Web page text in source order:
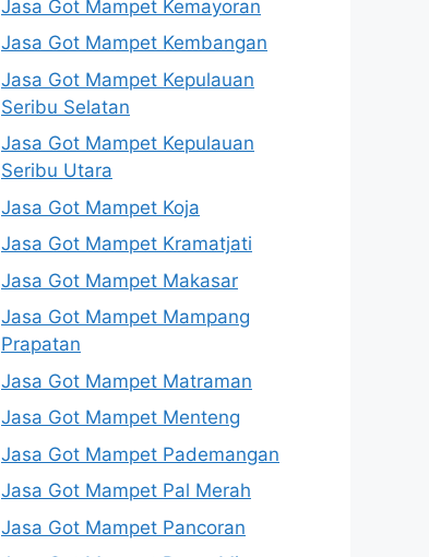
Jasa Got Mampet Kemayoran
Jasa Got Mampet Kembangan
Jasa Got Mampet Kepulauan
Seribu Selatan
Jasa Got Mampet Kepulauan
Seribu Utara
Jasa Got Mampet Koja
Jasa Got Mampet Kramatjati
Jasa Got Mampet Makasar
Jasa Got Mampet Mampang
Prapatan
Jasa Got Mampet Matraman
Jasa Got Mampet Menteng
Jasa Got Mampet Pademangan
Jasa Got Mampet Pal Merah
Jasa Got Mampet Pancoran